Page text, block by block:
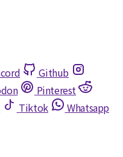
Github
Pinterest
Tiktok
Whatsapp